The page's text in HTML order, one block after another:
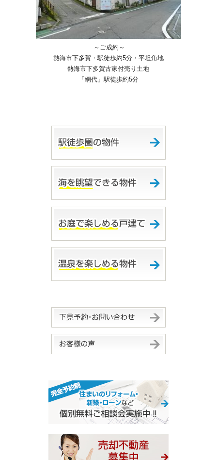
～ご成約～
熱海市下多賀・駅徒歩約5分・平坦角地
熱海市下多賀古家付売り土地
「網代」駅徒歩約5分